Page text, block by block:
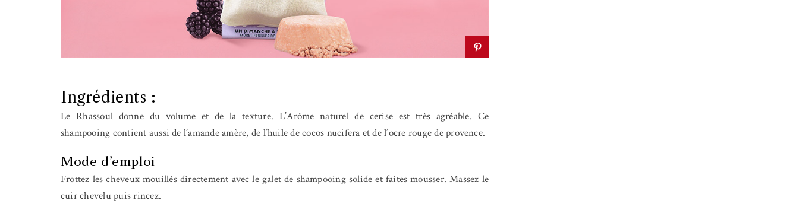
Ingrédients :
Le Rhassoul donne du volume et de la texture. L’Arôme naturel de cerise est très agréable. Ce
shampooing contient aussi de l’amande amère, de l’huile de cocos nucifera et de l’ocre rouge de provence.
Mode d’emploi
Frottez les cheveux mouillés directement avec le galet de shampooing solide et faites mousser. Massez le
cuir chevelu puis rincez.